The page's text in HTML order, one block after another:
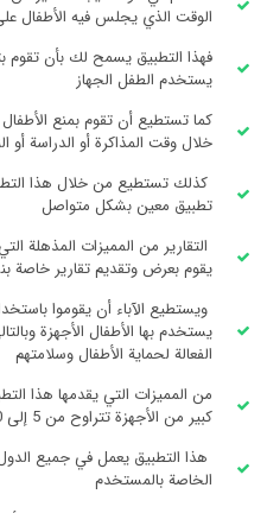
الوقت الذي يجلس فيه الأطفال
فهذا التطبيق يسمح لك بأن تقوم
يستخدم الطفل الجهاز
كما تستطيع أن تقوم بمنع
خلال وقت المذاكرة أو الدراسة أو
كذلك تستطيع من خلال هذا
تطبيق معين بشكل متواصل
التقارير من المميزات المذهلة
يقوم بعرض وتقديم تقارير خاصة
ويستطيع الآباء أن يقوموا
يستخدم بها الأطفال الأجهزة
الفعالة لحماية الأطفال وسلامتهم
من المميزات التي يقدمها هذا
كبير من الأجهزة تتراوح من 5 إلى 10 أجهزة في نفس الوقت
هذا التطبيق يعمل في جميع
الخاصة بالمستخدم